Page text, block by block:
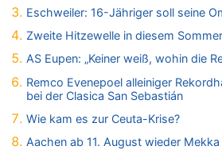
Mark van Bommel offiziell als neuer
Teufel vorgestellt: „Ist mir eine große
07.08.2026 - 17:56 von Mungo zu
Zweite Hitzewelle in diesem Sommer
07.08.2026 - 17:55 von M der Block
AS Eupen: „Keiner weiß, wohin die
07.08.2026 - 16:38 von Joseph Meyer
Wasserstand des Rheins in NRW so
Eschweiler: 16-Jähriger soll seine
Zweite Hitzewelle in diesem
AS Eupen: „Keiner weiß, wohin die
Remco Evenepoel alleiniger
bei der Clasica San Sebastián
Wie kam es zur Ceuta-Krise?
Aachen ab 11. August wieder